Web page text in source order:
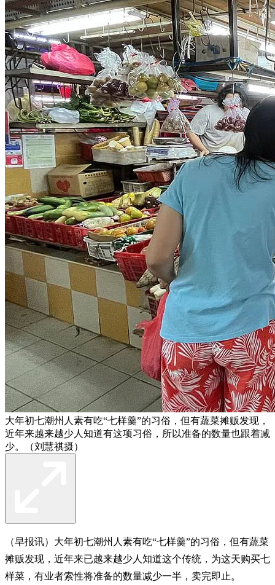
大年初七潮州人素有吃“七样羹”的习俗，但有蔬菜摊贩发现，
近年来越来越少人知道有这项习俗，所以准备的数量也跟着减
少。（刘慧祺摄）
（早报讯）大年初七潮州人素有吃“七样羹”的习俗，但有蔬菜
摊贩发现，近年来已越来越少人知道这个传统，为这天购买七
样菜，有业者索性将准备的数量减少一半，卖完即止。